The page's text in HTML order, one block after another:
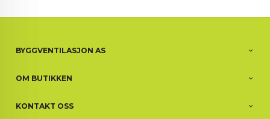
BYGGVENTILASJON AS
OM BUTIKKEN
KONTAKT OSS